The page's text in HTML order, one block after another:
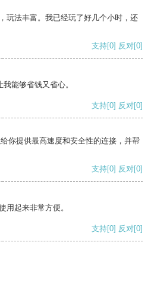
玩法丰富。我已经玩了好几个小时，还
支持[0] 反对[0]
能够省钱又省心。
支持[0] 反对[0]
你提供最高速度和安全性的连接，并帮
支持[0] 反对[0]
用起来非常方便。
支持[0] 反对[0]